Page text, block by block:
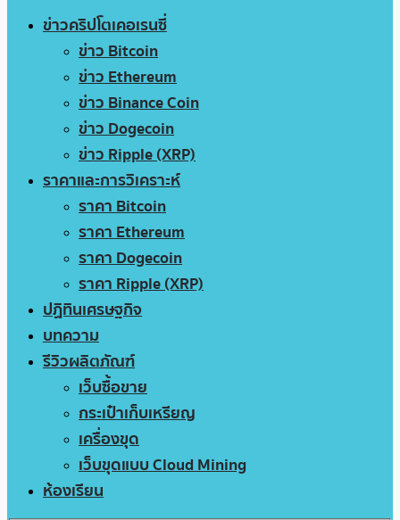
ข่าวคริปโตเคอเรนซี่
ข่าว Bitcoin
ข่าว Ethereum
ข่าว Binance Coin
ข่าว Dogecoin
ข่าว Ripple (XRP)
ราคาและการวิเคราะห์
ราคา Bitcoin
ราคา Ethereum
ราคา Dogecoin
ราคา Ripple (XRP)
ปฏิทินเศรษฐกิจ
บทความ
รีวิวผลิตภัณฑ์
เว็บซื้อขาย
กระเป๋าเก็บเหรียญ
เครื่องขุด
เว็บขุดแบบ Cloud Mining
ห้องเรียน